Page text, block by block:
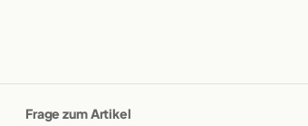
Frage zum Artikel